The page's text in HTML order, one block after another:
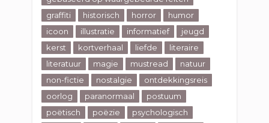
graffiti
historisch horror
humor
icoon
illustratie informatief
jeugd
kerst
kortverhaal liefde
literaire
literatuur
magie mustread
natuur
non-fictie
nostalgie
ontdekkingsreis
oorlog
paranormaal
postuum
poëtisch
poëzie
psychologisch